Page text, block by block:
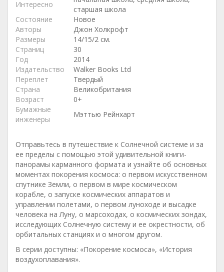
Интересно
старшая школа
Состояние
Новое
Авторы
Джон Холкрофт
Размеры
14/15/2 см.
Страниц
30
Год
2014
Издательство
Walker Books Ltd
Переплет
Твердый
Страна
Великобритания
Возраст
0+
Бумажные
инженеры
Мэттью Рейнхарт
Отправьтесь в путешествие к Солнечной системе и за
ее пределы с помощью этой удивительной книги-
панорамы карманного формата и узнайте об основных
моментах покорения космоса: о первом искусственном
спутнике Земли, о первом в мире космическом
корабле, о запуске космических аппаратов и
управлении полетами, о первом луноходе и высадке
человека на Луну, о марсоходах, о космических зондах,
исследующих Солнечную систему и ее окрестности, об
орбитальных станциях и о многом другом.
В серии доступны: «Покорение космоса», «История
воздухоплавания».